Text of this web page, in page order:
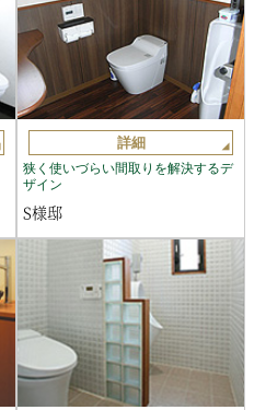
詳細
狭く使いづらい間取りを解決するデ
ザイン
S様邸